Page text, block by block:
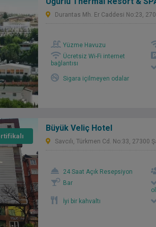
Durantas Mh. Er Caddesi No:23,
Yüzme Havuzu
Ücretsiz Wi-Fi internet
bağlantısı
Sigara içilmeyen odalar
Büyük Veliç Hotel
Savcılı, Türkmen Cd. No:33, 27300
24 Saat Açık Resepsiyon
Bar
İyi bir kahvaltı